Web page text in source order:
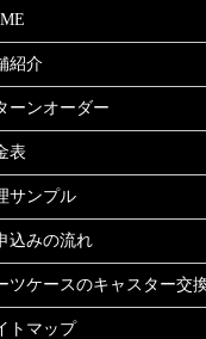
紹介
ーンオーダー
表
サンプル
込みの流れ
ツケースのキャスター交
トマップ